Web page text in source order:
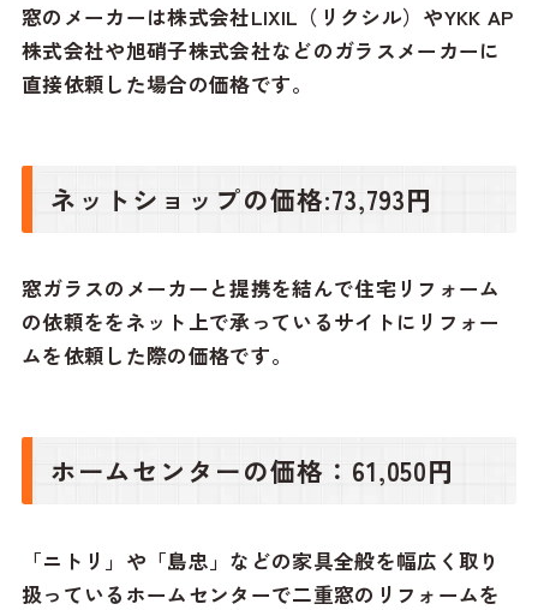
窓のメーカーは株式会社LIXIL（リクシル） やYKK AP
株式会社や旭硝子株式会社などのガラスメーカーに
直接依頼した場合の価格です。
ネットショップの価格:73,793円
窓ガラスのメーカーと提携を結んで住宅リフォーム
の依頼ををネット上で承っているサイトにリフォー
ムを依頼した際の価格です。
ホームセンターの価格：61,050円
「ニトリ」や「島忠」などの家具全般を幅広く取り
扱っているホームセンターで二重窓のリフォームを